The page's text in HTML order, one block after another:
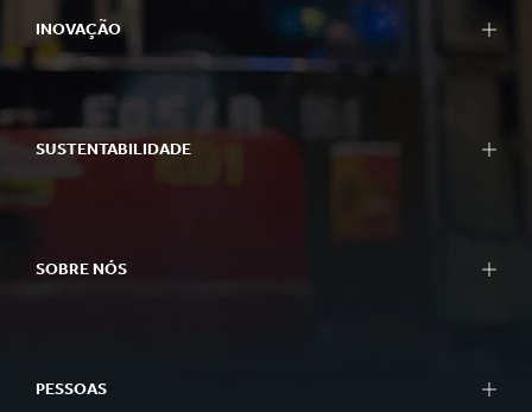
INOVAÇÃO
SUSTENTABILIDADE
SOBRE NÓS
PESSOAS